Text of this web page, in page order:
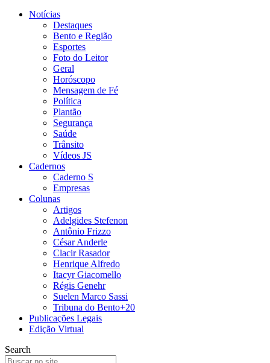
Notícias
Destaques
Bento e Região
Esportes
Foto do Leitor
Geral
Horóscopo
Mensagem de Fé
Política
Plantão
Segurança
Saúde
Trânsito
Vídeos JS
Cadernos
Caderno S
Empresas
Colunas
Artigos
Adelgides Stefenon
Antônio Frizzo
César Anderle
Clacir Rasador
Henrique Alfredo
Itacyr Giacomello
Régis Genehr
Suelen Marco Sassi
Tribuna do Bento+20
Publicações Legais
Edição Virtual
Search